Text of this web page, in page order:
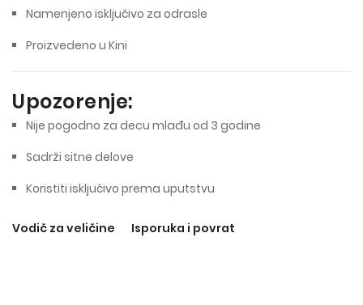
Namenjeno isključivo za odrasle
Proizvedeno u Kini
Upozorenje:
Nije pogodno za decu mlađu od 3 godine
Sadrži sitne delove
Koristiti isključivo prema uputstvu
Vodič za veličine Isporuka i povrat